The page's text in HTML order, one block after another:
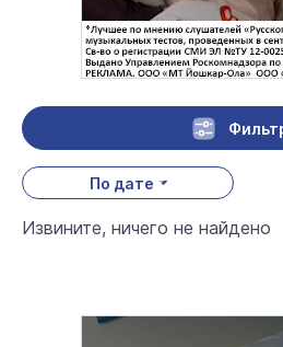
По дате
Извините, ничего не найдено